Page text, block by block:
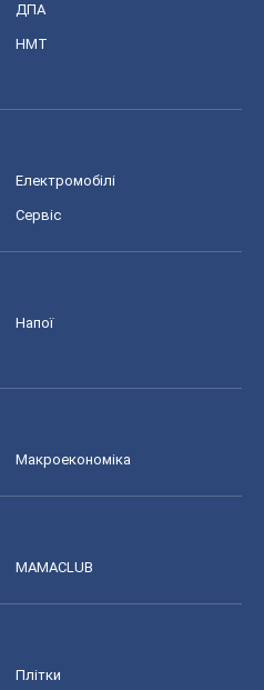
ДПА
НМТ
Електромобілі
Сервіс
Напої
Макроекономіка
MAMACLUB
Плітки